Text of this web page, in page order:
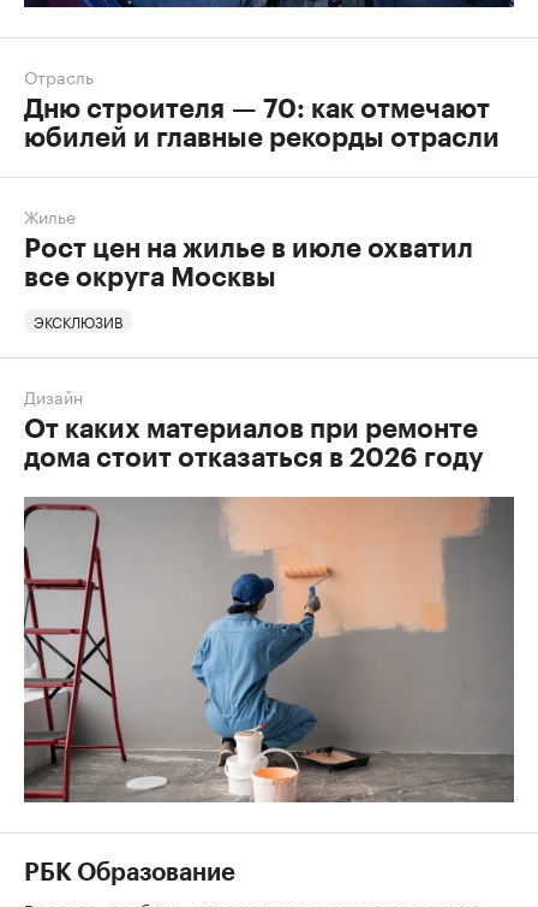
Отрасль
Дню строителя — 70: как отмечают
юбилей и главные рекорды отрасли
Жилье
Рост цен на жилье в июле охватил
все округа Москвы
ЭКСКЛЮЗИВ
Дизайн
От каких материалов при ремонте
дома стоит отказаться в 2026 году
РБК Образование